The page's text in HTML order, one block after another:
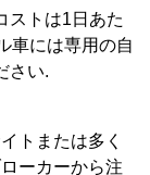
ストは1日あた
車には専用の自
さい.
トまたは多く
ーカーから注